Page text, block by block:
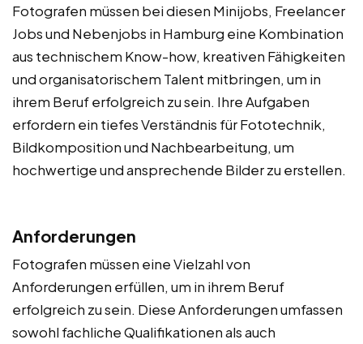
Fotografen müssen bei diesen Minijobs, Freelancer
Jobs und Nebenjobs in Hamburg eine Kombination
aus technischem Know-how, kreativen Fähigkeiten
und organisatorischem Talent mitbringen, um in
ihrem Beruf erfolgreich zu sein. Ihre Aufgaben
erfordern ein tiefes Verständnis für Fototechnik,
Bildkomposition und Nachbearbeitung, um
hochwertige und ansprechende Bilder zu erstellen.
Anforderungen
Fotografen müssen eine Vielzahl von
Anforderungen erfüllen, um in ihrem Beruf
erfolgreich zu sein. Diese Anforderungen umfassen
sowohl fachliche Qualifikationen als auch